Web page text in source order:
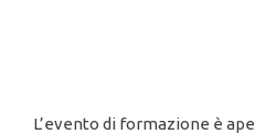
L’evento di formazione è